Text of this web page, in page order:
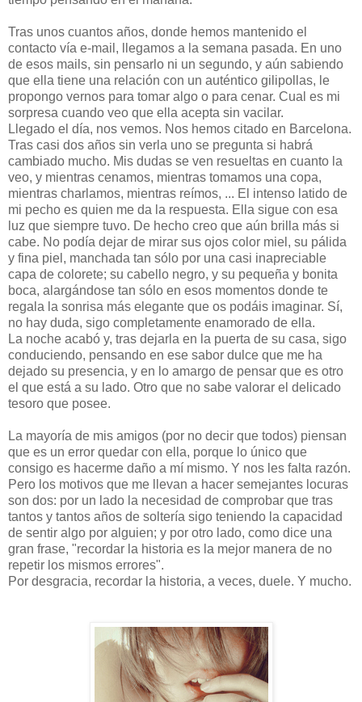
Tras unos cuantos años, donde hemos mantenido el
contacto vía e-mail, llegamos a la semana pasada. En uno
de esos mails, sin pensarlo ni un segundo, y aún sabiendo
que ella tiene una relación con un auténtico gilipollas, le
propongo vernos para tomar algo o para cenar. Cual es mi
sorpresa cuando veo que ella acepta sin vacilar.
Llegado el día, nos vemos. Nos hemos citado en Barcelona.
Tras casi dos años sin verla uno se pregunta si habrá
cambiado mucho. Mis dudas se ven resueltas en cuanto la
veo, y mientras cenamos, mientras tomamos una copa,
mientras charlamos, mientras reímos, ... El intenso latido de
mi pecho es quien me da la respuesta. Ella sigue con esa
luz que siempre tuvo. De hecho creo que aún brilla más si
cabe. No podía dejar de mirar sus ojos color miel, su pálida
y fina piel, manchada tan sólo por una casi inapreciable
capa de colorete; su cabello negro, y su pequeña y bonita
boca, alargándose tan sólo en esos momentos donde te
regala la sonrisa más elegante que os podáis imaginar. Sí,
no hay duda, sigo completamente enamorado de ella.
La noche acabó y, tras dejarla en la puerta de su casa, sigo
conduciendo, pensando en ese sabor dulce que me ha
dejado su presencia, y en lo amargo de pensar que es otro
el que está a su lado. Otro que no sabe valorar el delicado
tesoro que posee.
La mayoría de mis amigos (por no decir que todos) piensan
que es un error quedar con ella, porque lo único que
consigo es hacerme daño a mí mismo. Y nos les falta razón.
Pero los motivos que me llevan a hacer semejantes locuras
son dos: por un lado la necesidad de comprobar que tras
tantos y tantos años de soltería sigo teniendo la capacidad
de sentir algo por alguien; y por otro lado, como dice una
gran frase, "recordar la historia es la mejor manera de no
repetir los mismos errores".
Por desgracia, recordar la historia, a veces, duele. Y mucho.